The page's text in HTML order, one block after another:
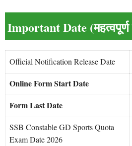
Important Date
Official Notification Release Date
Online Form Start Date
Form Last Date
SSB Constable GD Sports Quota
Exam Date 2026